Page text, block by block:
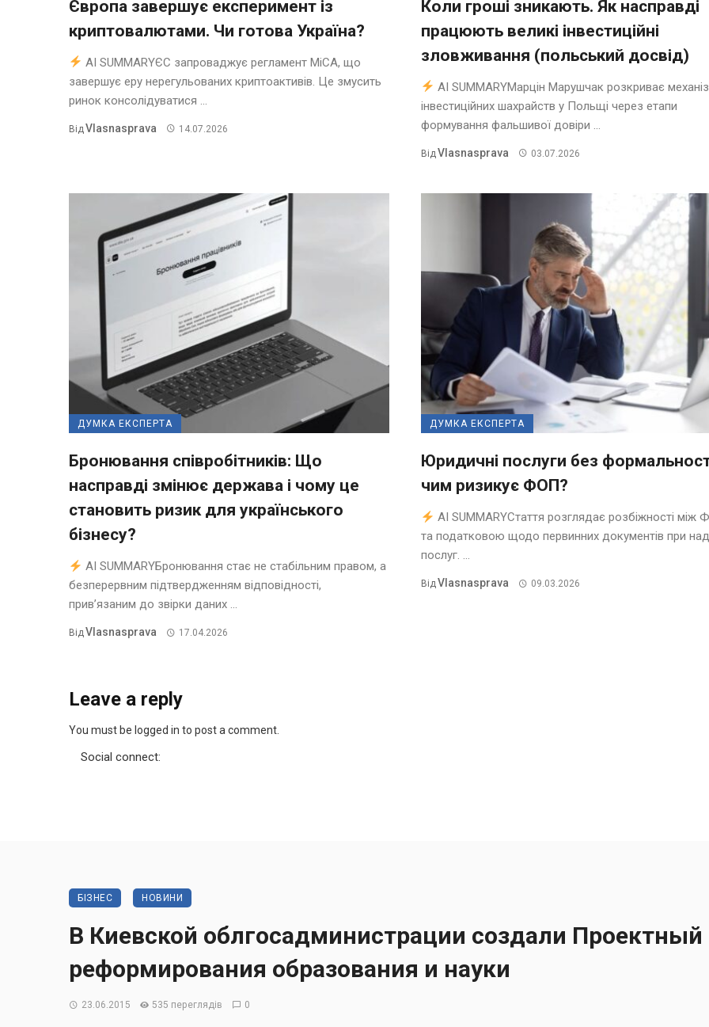
Європа завершує експеримент із
криптовалютами. Чи готова Україна?
AI SUMMARYЄС запроваджує регламент MiCA, що
завершує еру нерегульованих криптоактивів. Це змусить
ринок консолідуватися ...
Від Vlasnasprava 14.07.2026
Коли гроші зникають. Як насправді
працюють великі інвестиційні
зловживання (польський досвід)
AI SUMMARYМарцін Марушчак розкриває
інвестиційних шахрайств у Польщі через етапи
формування фальшивої довіри ...
Від Vlasnasprava 03.07.2026
ДУМКА ЕКСПЕРТА
Бронювання співробітників: Що
насправді змінює держава і чому це
становить ризик для українського
бізнесу?
AI SUMMARYБронювання стає не стабільним правом, а
безперервним підтвердженням відповідності,
прив’язаним до звірки даних ...
ВідVlasnasprava 17.04.2026
ДУМКА ЕКСПЕРТА
Юридичні послуги без
чим ризикує ФОП?
AI SUMMARYСтаття розглядає розбіжності між
та податковою щодо первинних документів при
послуг. ...
ВідVlasnasprava 09.03.2026
Leave a reply
You must be logged in to post a comment.
Social connect:
БІЗНЕС НОВИНИ
В Киевской облгосадминистрации создали
реформирования образования и науки
23.06.2015 535 переглядів 0